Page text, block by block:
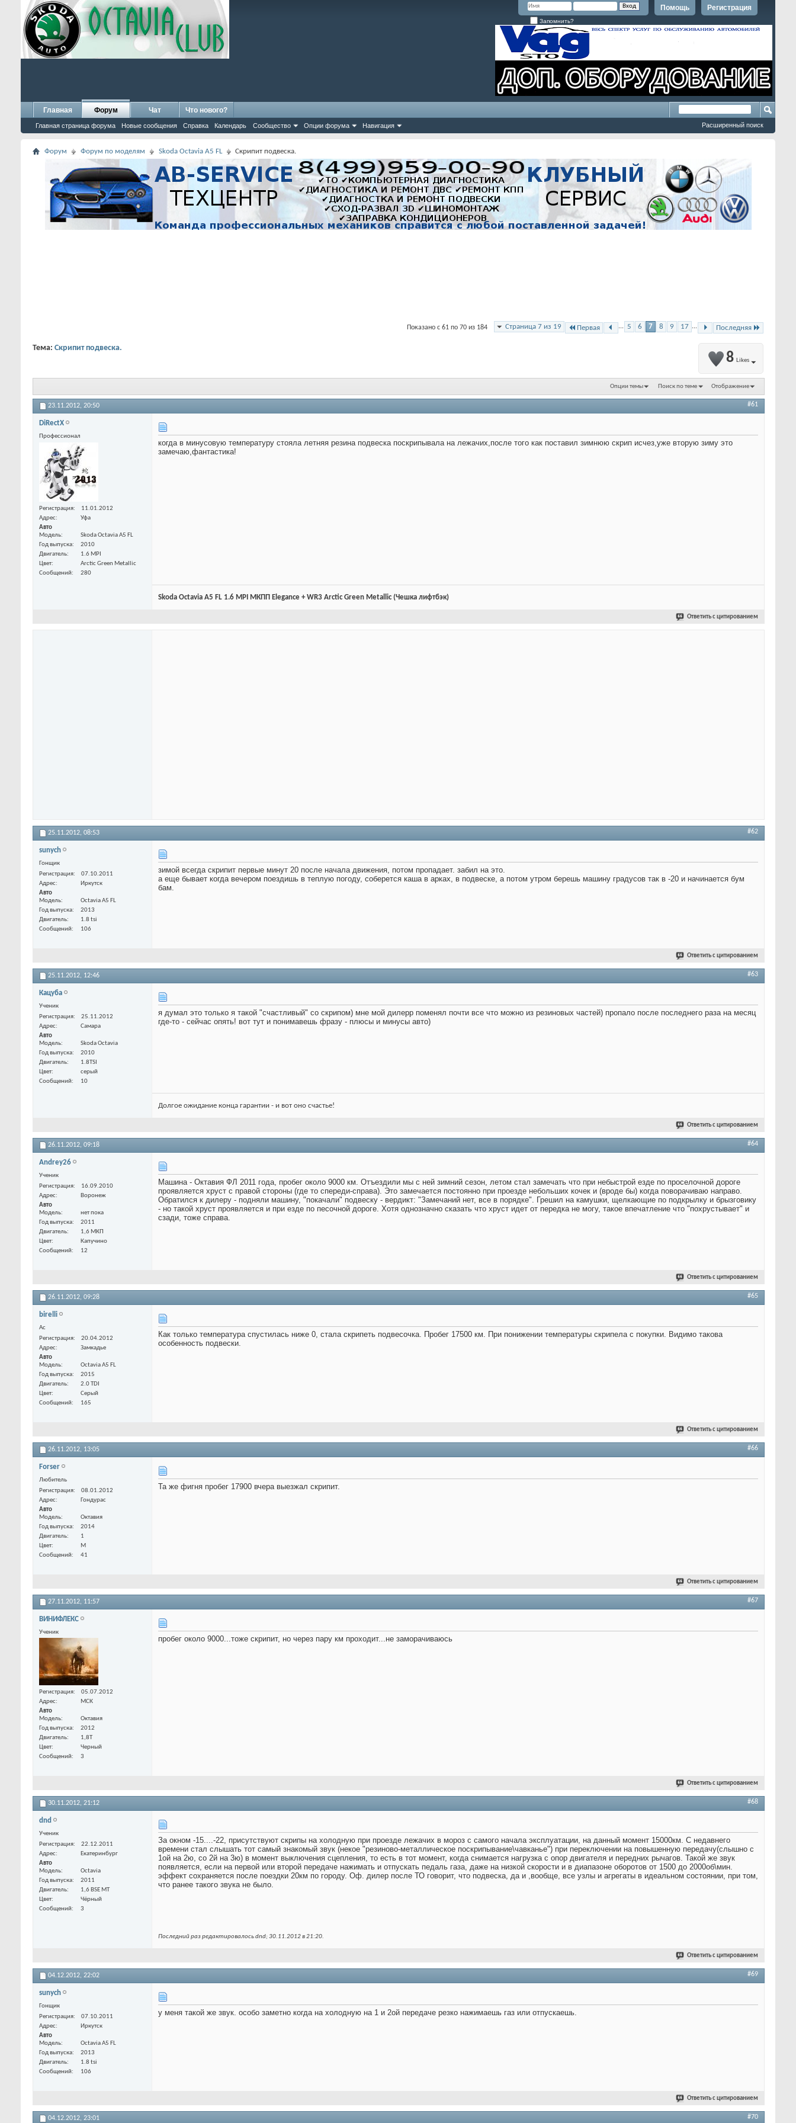
Регистрация
Помощь
Запомнить?
Главная Форум
Главная страница форума Новые сообщения Справка Календарь Сообщество Опции форума Навигация
Чат Что нового?
Расширенный поиск
Форум Форум по моделям Skoda Octavia A5 FL Скрипит подвеска.
Страница 7 из 19 Первая ... 5 6 7 8 9 17 ... Последняя
Показано с 61 по 70 из 184
8 Likes
Тема: Скрипит подвеска.
Опции темы Поиск по теме Отображение
23.11.2012, 20:50 #61
DiRectX
Профессионал
Регистрация
11.01.2012
Адрес
Уфа
Авто
Модель
Skoda Octavia A5 FL
Год выпуска
2010
Двигатель
1.6 MPI
Цвет
Arctic Green Metallic
Сообщений
280
когда в минусовую температуру стояла летняя резина подвеска поскрипывала на лежачих,после того как поставил зимнюю скрип исчез,уже вторую зиму это
замечаю,фантастика!
Skoda Octavia A5 FL 1.6 MPI МКПП Elegance + WR3 Arctic Green Metallic (Чешка лифтбэк)
Ответить с цитированием
25.11.2012, 08:53 #62
sunych
Гонщик
Регистрация
07.10.2011
Адрес
Иркутск
Авто
Модель
Octavia A5 FL
Год выпуска
2013
Двигатель
1.8 tsi
Сообщений
106
зимой всегда скрипит первые минут 20 после начала движения, потом пропадает. забил на это.
а еще бывает когда вечером поездишь в теплую погоду, соберется каша в арках, в подвеске, а потом утром берешь машину градусов так в -20 и начинается бум
бам.
Ответить с цитированием
25.11.2012, 12:46 #63
Кацуба
Ученик
Регистрация
25.11.2012
Адрес
Самара
Авто
Модель
Skoda Octavia
Год выпуска
2010
Двигатель
1.8TSI
Цвет
серый
Сообщений
10
я думал это только я такой "счастливый" со скрипом) мне мой дилерр поменял почти все что можно из резиновых частей) пропало после последнего раза на месяц
где-то - сейчас опять! вот тут и понимавешь фразу - плюсы и минусы авто)
Долгое ожидание конца гарантии - и вот оно счастье!
Ответить с цитированием
26.11.2012, 09:18 #64
Andrey26
Ученик
Регистрация
16.09.2010
Адрес
Воронеж
Авто
Модель
нет пока
Год выпуска
2011
Двигатель
1,6 МКП
Цвет
Капучино
Сообщений
12
Машина - Октавия ФЛ 2011 года, пробег около 9000 км. Отъездили мы с ней зимний сезон, летом стал замечать что при небыстрой езде по проселочной дороге
проявляется хруст с правой стороны (где то спереди-справа). Это замечается постоянно при проезде небольших кочек и (вроде бы) когда поворачиваю направо.
Обратился к дилеру - подняли машину, "покачали" подвеску - вердикт: "Замечаний нет, все в порядке". Грешил на камушки, щелкающие по подкрылку и брызговику
- но такой хруст проявляется и при езде по песочной дороге. Хотя однозначно сказать что хруст идет от передка не могу, такое впечатление что "похрустывает" и
сзади, тоже справа.
Ответить с цитированием
26.11.2012, 09:28 #65
birelli
Ас
Регистрация
20.04.2012
Адрес
Замкадье
Авто
Модель
Octavia A5 FL
Год выпуска
2015
Двигатель
2.0 TDI
Цвет
Серый
Сообщений
165
Как только температура спустилась ниже 0, стала скрипеть подвесочка. Пробег 17500 км. При понижении температуры скрипела с покупки. Видимо такова
особенность подвески.
Ответить с цитированием
26.11.2012, 13:05 #66
Forser
Любитель
Регистрация
08.01.2012
Адрес
Гондурас
Авто
Модель
Октавия
Год выпуска
2014
Двигатель
1
Цвет
М
Сообщений
41
Та же фигня пробег 17900 вчера выезжал скрипит.
Ответить с цитированием
27.11.2012, 11:57 #67
ВИНИФЛЕКС
Ученик
Регистрация
05.07.2012
Адрес
МСК
Авто
Модель
Октавия
Год выпуска
2012
Двигатель
1,8Т
Цвет
Черный
Сообщений
3
пробег около 9000...тоже скрипит, но через пару км проходит...не заморачиваюсь
Ответить с цитированием
30.11.2012, 21:12 #68
dnd
Ученик
Регистрация
22.12.2011
Адрес
Екатеринбург
Авто
Модель
Octavia
Год выпуска
2011
Двигатель
1,6 BSE MT
Цвет
Чёрный
Сообщений
3
За окном -15....-22, присутствуют скрипы на холодную при проезде лежачих в мороз с самого начала эксплуатации, на данный момент 15000км. С недавнего
времени стал слышать тот самый знакомый звук (некое "резиново-металлическое поскрипывание\чавканье") при переключении на повышенную передачу(слышно с
1ой на 2ю, со 2й на 3ю) в момент выключения сцепления, то есть в тот момент, когда снимается нагрузка с опор двигателя и передних рычагов. Такой же звук
появляется, если на первой или второй передаче нажимать и отпускать педаль газа, даже на низкой скорости и в диапазоне оборотов от 1500 до 2000об\мин.
эффект сохраняется после поездки 20км по городу. Оф. дилер после ТО говорит, что подвеска, да и ,вообще, все узлы и агрегаты в идеальном состоянии, при том,
что ранее такого звука не было.
Последний раз редактировалось dnd; 30.11.2012 в21:20.
Ответить с цитированием
04.12.2012, 22:02 #69
sunych
Гонщик
Регистрация
07.10.2011
Адрес
Иркутск
Авто
Модель
Octavia A5 FL
Год выпуска
2013
Двигатель
1.8 tsi
Сообщений
106
у меня такой же звук. особо заметно когда на холодную на 1 и 2ой передаче резко нажимаешь газ или отпускаешь.
Ответить с цитированием
04.12.2012, 23:01 #70